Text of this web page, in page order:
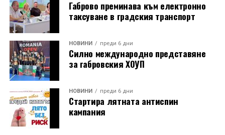
Габрово преминава към електронно
таксуване в градския транспорт
НОВИНИ преди 6 дни
Силно международно представяне
за габровския ХОУП
НОВИНИ преди 6 дни
Стартира лятната антиспин
кампания